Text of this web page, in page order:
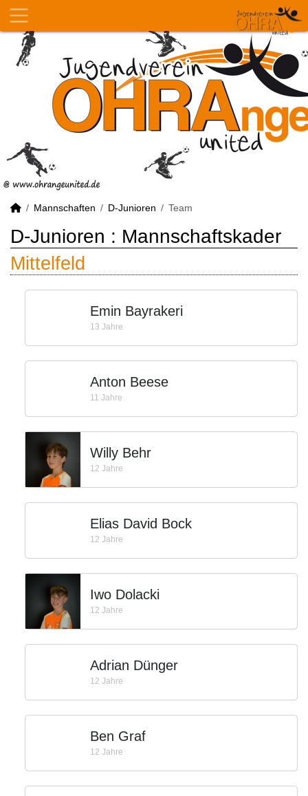
Mannschaften D-Junioren Team
D-Junioren : Mannschaftskader
Mittelfeld
Emin Bayrakeri
13 Jahre
Anton Beese
11 Jahre
Willy Behr
12 Jahre
Elias David Bock
12 Jahre
Iwo Dolacki
12 Jahre
Adrian Dünger
12 Jahre
Ben Graf
12 Jahre